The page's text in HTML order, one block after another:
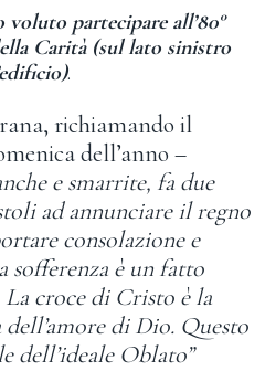
partecipare all’80°
Carità (sul lato sinistro
.
richiamando il
dell’anno –
e smarrite, fa due
ad annunciare il regno
consolazione e
sofferenza è un fatto
La croce di Cristo è la
di Dio. Questo
dell’ideale Oblato”